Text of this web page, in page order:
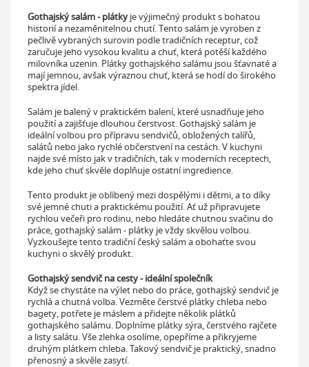
Gothajský salám - plátky je výjimečný produkt s bohatou
historií a nezaměnitelnou chutí. Tento salám je vyroben z
pečlivě vybraných surovin podle tradičních receptur, což
zaručuje jeho vysokou kvalitu a chuť, která potěší každého
milovníka uzenin. Plátky gothajského salámu jsou šťavnaté a
mají jemnou, avšak výraznou chuť, která se hodí do širokého
spektra jídel.
Salám je balený v praktickém balení, které usnadňuje jeho
použití a zajišťuje dlouhou čerstvost. Gothajský salám je
ideální volbou pro přípravu sendvičů, obložených talířů,
salátů nebo jako rychlé občerstvení na cestách. V kuchyni
najde své místo jak v tradičních, tak v moderních receptech,
kde jeho chuť skvěle doplňuje ostatní ingredience.
Tento produkt je oblíbený mezi dospělými i dětmi, a to díky
své jemné chuti a praktickému použití. Ať už připravujete
rychlou večeři pro rodinu, nebo hledáte chutnou svačinu do
práce, gothajský salám - plátky je vždy skvělou volbou.
Vyzkoušejte tento tradiční český salám a obohaťte svou
kuchyni o skvělý produkt.
Gothajský sendvič na cesty - ideální společník
Když se chystáte na výlet nebo do práce, gothajský sendvič je
rychlá a chutná volba. Vezměte čerstvé plátky chleba nebo
bagety, potřete je máslem a přidejte několik plátků
gothajského salámu. Doplníme plátky sýra, čerstvého rajčete
a listy salátu. Vše zlehka osolíme, opepříme a přikryjeme
druhým plátkem chleba. Takový sendvič je praktický, snadno
přenosný a skvěle zasytí.